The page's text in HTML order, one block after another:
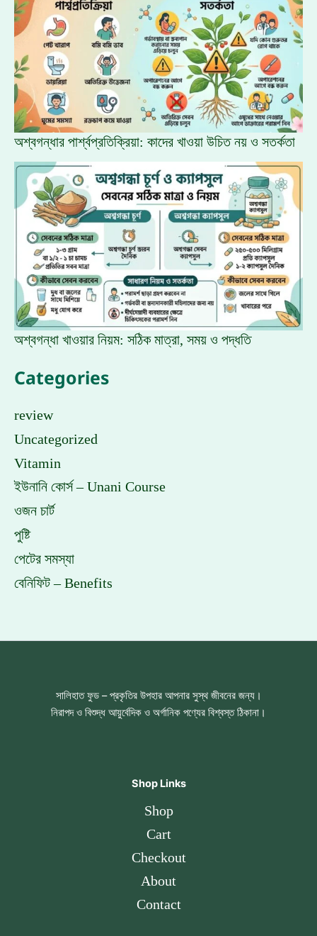
অশ্বগন্ধার পার্শ্বপ্রতিক্রিয়া: কাদের খাওয়া উচিত নয় ও সতর্কতা
অশ্বগন্ধা খাওয়ার নিয়ম: সঠিক মাত্রা, সময় ও পদ্ধতি
Categories
review
Uncategorized
Vitamin
ইউনানি কোর্স – Unani Course
ওজন চার্ট
পুষ্টি
পেটের সমস্যা
বেনিফিট – Benefits
সালিহাত ফুড – প্রকৃতির উপহার আপনার সুস্থ জীবনের জন্য।
নিরাপদ ও বিশুদ্ধ আয়ুর্বেদিক ও অর্গানিক পণ্যের বিশ্বস্ত ঠিকানা।
Shop Links
Shop
Cart
Checkout
About
Contact